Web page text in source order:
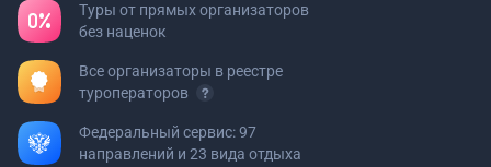
Туры от прямых организаторов
без наценок
Все организаторы в реестре
туроператоров
Федеральный сервис: 97
направлений и 23 вида отдыха